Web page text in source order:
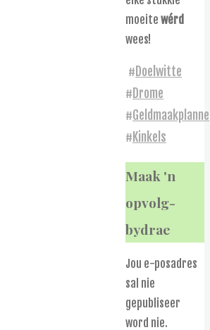
moeite wérd
wees!
#Doelwitte
#Drome
#Geldmaakplanne
#Kinkels
Maak 'n
opvolg-
bydrae
Jou e-posadres
sal nie
gepubliseer
word nie.